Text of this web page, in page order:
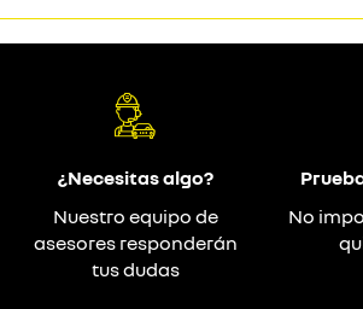
¿Necesitas algo?
Nuestro equipo de
asesores responderán
tus dudas
No